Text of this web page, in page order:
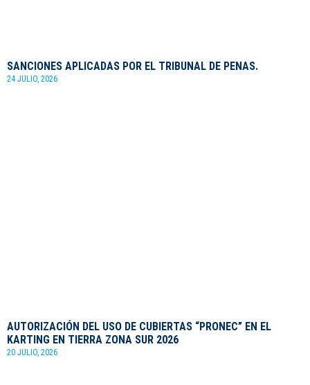
SANCIONES APLICADAS POR EL TRIBUNAL DE PENAS.
24 JULIO, 2026
AUTORIZACIÓN DEL USO DE CUBIERTAS “PRONEC” EN EL
KARTING EN TIERRA ZONA SUR 2026
20 JULIO, 2026